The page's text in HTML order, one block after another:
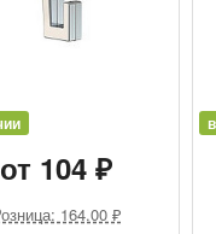
от 104 ₽
164.00 ₽